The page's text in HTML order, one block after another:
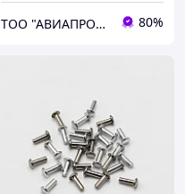
ТОО "АВИАПРОМСТАЛЬ" 80%